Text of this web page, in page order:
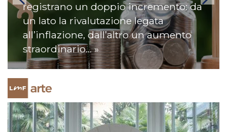
registrano un doppio incremento: da
un lato la rivalutazione legata
all’inflazione, dall’altro un aumento
straordinario… »